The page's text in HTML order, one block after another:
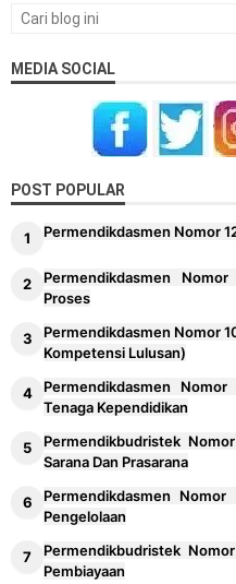
MEDIA SOCIAL
POST POPULAR
Permendikdasmen Nomor
Permendikdasmen
Proses
Permendikdasmen Nomor
Kompetensi Lulusan)
Permendikdasmen
Tenaga Kependidikan
Permendikbudristek
Sarana Dan Prasarana
Permendikdasmen
Pengelolaan
Permendikbudristek
Pembiayaan